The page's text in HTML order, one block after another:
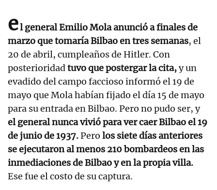
el general Emilio Mola anunció a finales de
marzo que tomaría Bilbao en tres semanas, el
20 de abril, cumpleaños de Hitler. Con
posterioridadtuvo que postergar la cita,y un
evadido del campo faccioso informó el 19 de
mayo que Mola habían fijado el día 15 de mayo
para su entrada en Bilbao. Pero no pudo ser, y
el general nunca vivió para ver caer Bilbao el 19
de junio de 1937.Pero los siete días anteriores
se ejecutaron al menos 210 bombardeos en las
inmediaciones de Bilbao y en la propia villa.
Ese fue el costo de su captura.